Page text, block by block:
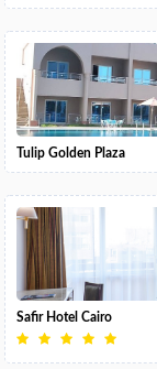
Tulip Golden Plaza
Safir Hotel Cairo